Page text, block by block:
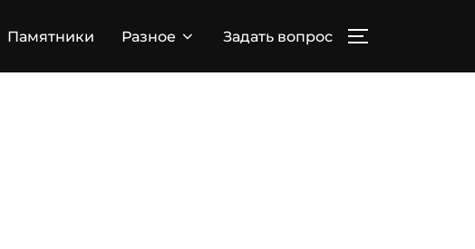
Памятники Разное Задать вопрос